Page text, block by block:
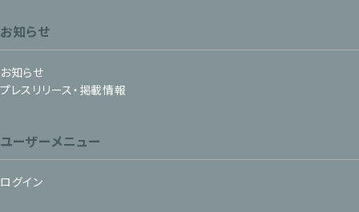
お知らせ
お知らせ
プレスリリース・掲載情報
ユーザーメニュー
ログイン